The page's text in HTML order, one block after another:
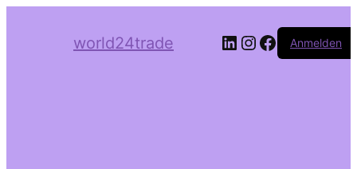
world24trade LinkedIn
Instagram
Facebook
Anmelden